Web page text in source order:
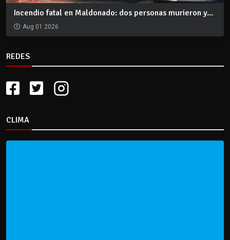
Incendio fatal en Maldonado: dos personas murieron y...
Aug 01 2026
REDES
CLIMA